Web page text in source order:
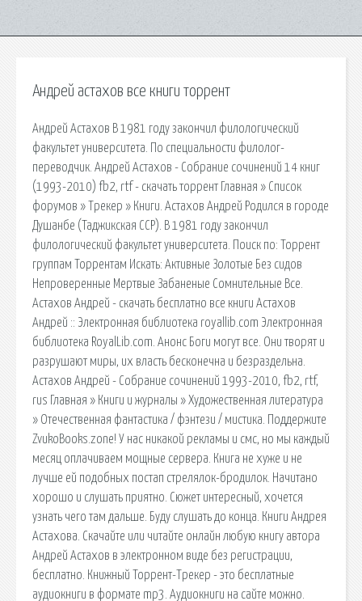
Андрей астахов все книги торрент
Андрей Астахов В 1981 году закончил филологический
факультет университета. По специальности филолог-
переводчик. Андрей Астахов - Собрание сочинений 14 книг
(1993-2010) fb2, rtf - скачать торрент Главная » Список
форумов » Трекер » Книги. Астахов Андрей Родился в городе
Душанбе (Таджикская ССР). В 1981 году закончил
филологический факультет университета. Поиск по: Торрент
группам Торрентам Искать: Активные Золотые Без сидов
Непроверенные Мертвые Забаненые Сомнительные Все.
Астахов Андрей - скачать бесплатно все книги Астахов
Андрей :: Электронная библиотека royallib.com Электронная
библиотека RoyalLib.com. Анонс Боги могут все. Они творят и
разрушают миры, их власть бесконечна и безраздельна.
Астахов Андрей - Собрание сочинений 1993-2010, fb2, rtf,
rus Главная » Книги и журналы » Художественная литература
» Отечественная фантастика / фэнтези / мистика. Поддержите
ZvukoBooks.zone! У нас никакой рекламы и смс, но мы каждый
месяц оплачиваем мощные сервера. Книга не хуже и не
лучше ей подобных постап стрелялок-бродилок. Начитано
хорошо и слушать приятно. Сюжет интересный, хочется
узнать чего там дальше. Буду слушать до конца. Книги Андрея
Астахова. Скачайте или читайте онлайн любую книгу автора
Андрей Астахов в электронном виде без регистрации,
бесплатно. Книжный Торрент-Трекер - это бесплатные
аудиокниги в формате mp3. Аудиокниги на сайте можно.